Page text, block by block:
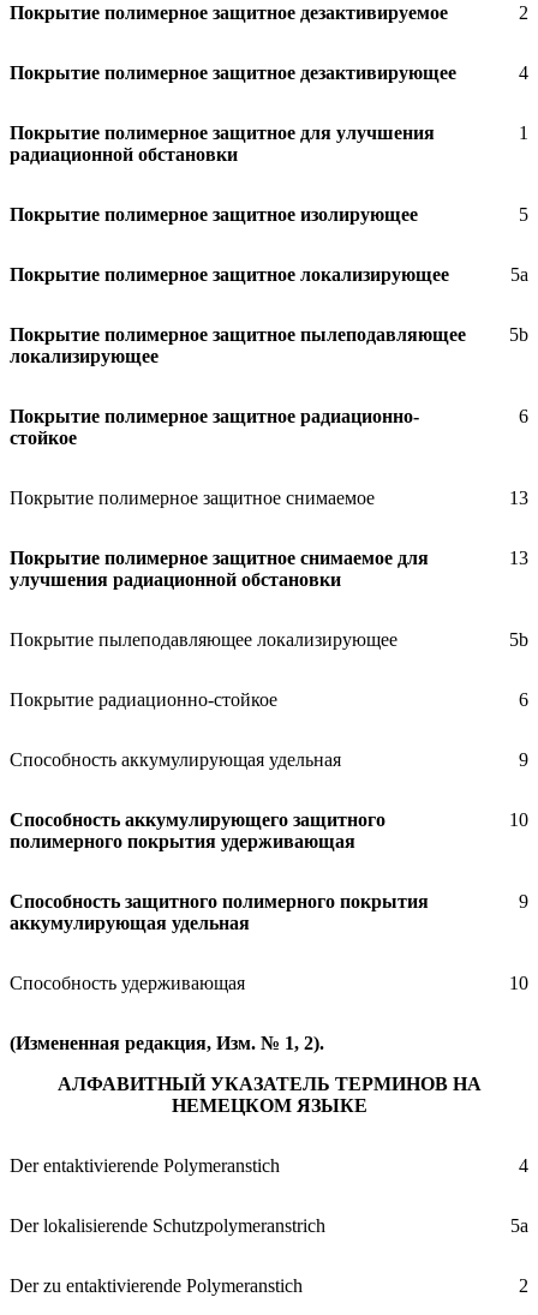
Покрытие полимерное защитное дезактивируемое 2
Покрытие полимерное защитное дезактивирующее 4
Покрытие полимерное защитное для улучшения
радиационной обстановки
1
Покрытие полимерное защитное изолирующее 5
Покрытие полимерное защитное локализирующее 5а
Покрытие полимерное защитное пылеподавляющее
локализирующее
5b
Покрытие полимерное защитное радиационно-
стойкое
6
Покрытие полимерное защитное снимаемое 13
Покрытие полимерное защитное снимаемое для
улучшения радиационной обстановки
13
Покрытие пылеподавляющее локализирующее 5b
Покрытие радиационно-стойкое 6
Способность аккумулирующая удельная 9
Способность аккумулирующего защитного
полимерного покрытия удерживающая
10
Способность защитного полимерного покрытия
аккумулирующая удельная
9
Способность удерживающая 10
(Измененная редакция, Изм. № 1, 2).
АЛФАВИТНЫЙ УКАЗАТЕЛЬ ТЕРМИНОВ НА
НЕМЕЦКОМ ЯЗЫКЕ
Der entaktivierende Polymeranstich 4
Der lokalisierende Schutzpolymeranstrich 5а
Der zu entaktivierende Polymeranstich 2